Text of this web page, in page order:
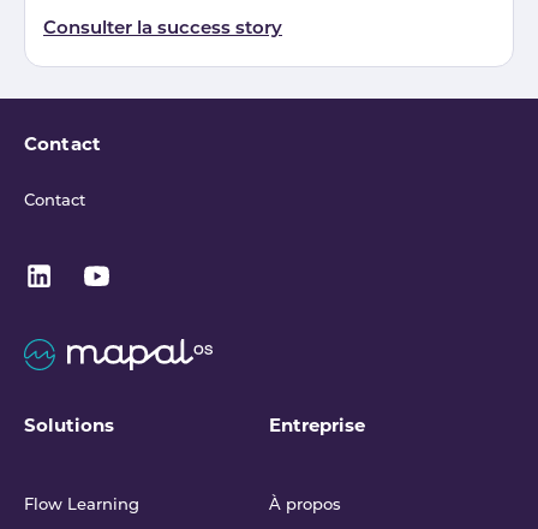
Consulter la success story
Contact
Contact
Solutions
Flow Learning
Entreprise
À propos